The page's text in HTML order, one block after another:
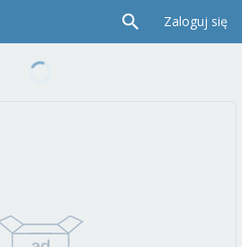
Zaloguj się